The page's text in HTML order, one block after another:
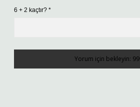
6 + 2 kaçtır? *